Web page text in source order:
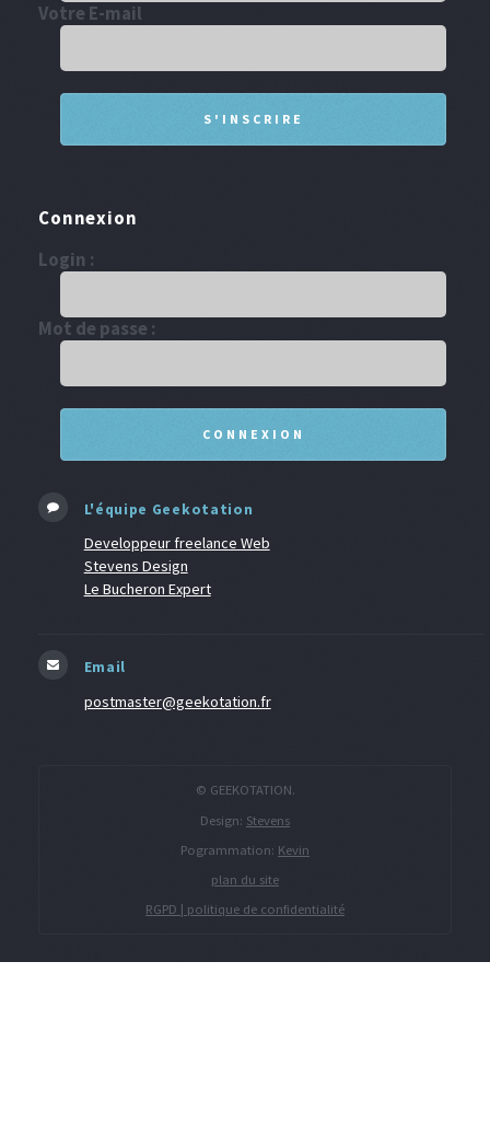
Votre E-mail
Connexion
Login :
Mot de passe :
L'équipe Geekotation
Developpeur freelance Web
Stevens Design
Le Bucheron Expert
Email
postmaster@geekotation.fr
© GEEKOTATION.
Design: Stevens
Pogrammation: Kevin
plan du site
RGPD | politique de confidentialité